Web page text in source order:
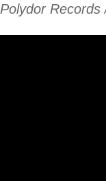
Polydor Records